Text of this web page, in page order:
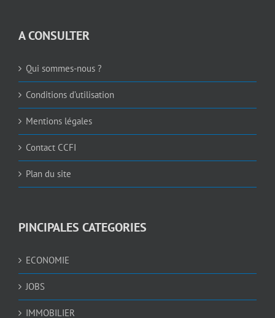
A CONSULTER
Qui sommes-nous ?
Conditions d’utilisation
Mentions légales
Contact CCFI
Plan du site
PINCIPALES CATEGORIES
ECONOMIE
JOBS
IMMOBILIER